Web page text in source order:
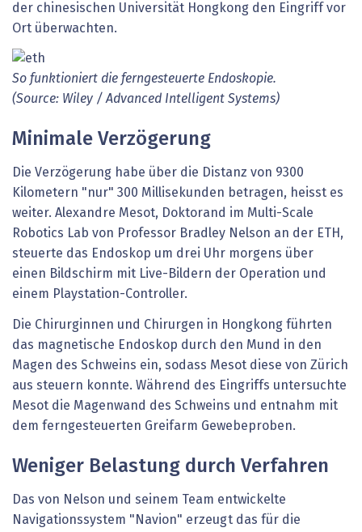
der chinesischen Universität Hongkong den Eingriff vor
Ort überwachten.
So funktioniert die ferngesteuerte Endoskopie.
(Source: Wiley / Advanced Intelligent Systems)
Minimale Verzögerung
Die Verzögerung habe über die Distanz von 9300
Kilometern "nur" 300 Millisekunden betragen, heisst es
weiter. Alexandre Mesot, Doktorand im Multi-Scale
Robotics Lab von Professor Bradley Nelson an der ETH,
steuerte das Endoskop um drei Uhr morgens über
einen Bildschirm mit Live-Bildern der Operation und
einem Playstation-Controller.
Die Chirurginnen und Chirurgen in Hongkong führten
das magnetische Endoskop durch den Mund in den
Magen des Schweins ein, sodass Mesot diese von Zürich
aus steuern konnte. Während des Eingriffs untersuchte
Mesot die Magenwand des Schweins und entnahm mit
dem ferngesteuerten Greifarm Gewebeproben.
Weniger Belastung durch Verfahren
Das von Nelson und seinem Team entwickelte
Navigationssystem "Navion" erzeugt das für die